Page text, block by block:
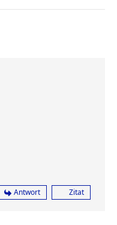
Antwort Zitat